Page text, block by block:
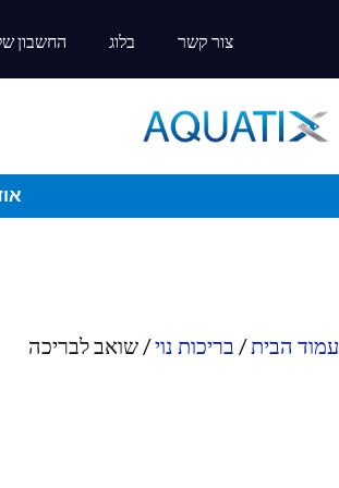
צור קשר בלוג החשבון
עמוד הבית/ בריכות נוי/ שואב לבריכה